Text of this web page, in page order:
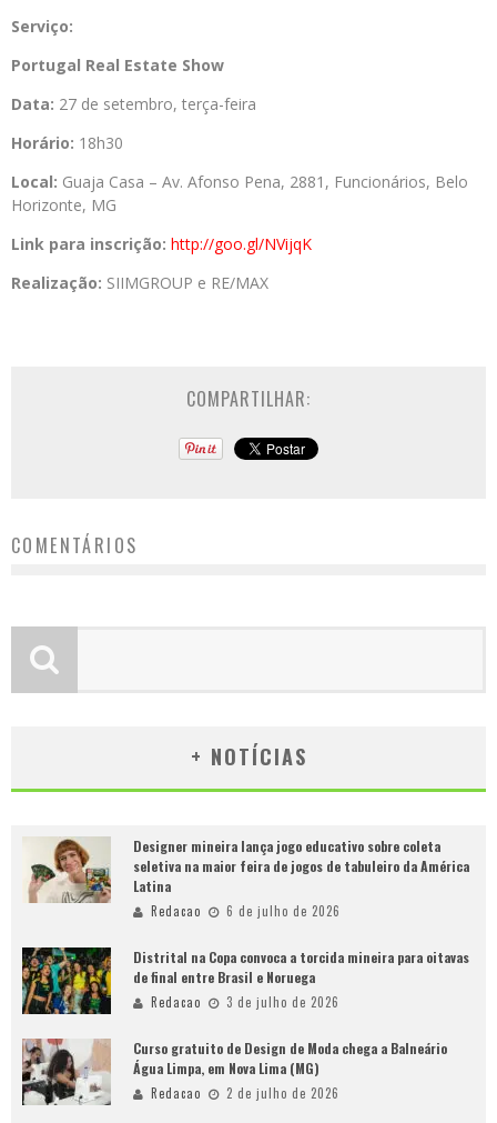
Serviço:
Portugal Real Estate Show
Data: 27 de setembro, terça-feira
Horário: 18h30
Local: Guaja Casa – Av. Afonso Pena, 2881, Funcionários, Belo
Horizonte, MG
Link para inscrição: http://goo.gl/NVijqK
Realização: SIIMGROUP e RE/MAX
COMPARTILHAR:
COMENTÁRIOS
+ NOTÍCIAS
Designer mineira lança jogo educativo sobre coleta
seletiva na maior feira de jogos de tabuleiro da América
Latina
Redacao 6 de julho de 2026
Distrital na Copa convoca a torcida mineira para oitavas
de final entre Brasil e Noruega
Redacao 3 de julho de 2026
Curso gratuito de Design de Moda chega a Balneário
Água Limpa, em Nova Lima (MG)
Redacao 2 de julho de 2026